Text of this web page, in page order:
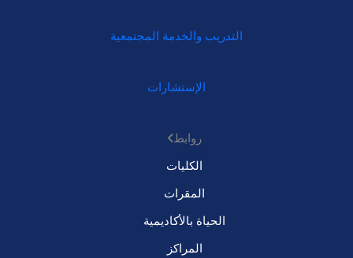
التدريب والخدمة المجتمعية
الإستشارات
روابط
الكليات
المقرات
الحياة بالأكاديمية
المراكز